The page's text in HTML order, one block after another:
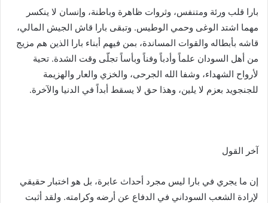
بارا قلب ورئة ومتنفس، وثروات ظاهرة وباطنة، وإنسان لا ينكسر
مهما اشتد الوغى وحمي الوطيس. وتبقى بارا قاش الجيش المالي،
قاشه بأبطاله والقوات المساندة، بمن فيهم أبناء بارا الذين هم مزيج
من أهل السودان علماً وأدباً وفناً وبأساً تجلّى وقت الشدة. تحية
لأرواح الشهداء، وشفا الله الجرحى، والخزي والعار والهزيمة
للجنجويد بعزم لا يلين، وهذا حق لا يسقط أبداً في الدنيا والآخرة.
آخر القول
إن ما يجري في بارا ليس مجرد أحداث عابرة، بل هو اختبار حقيقي
لإرادة الشعب السوداني في الدفاع عن أرضه وكرامته. ولقد أثبت